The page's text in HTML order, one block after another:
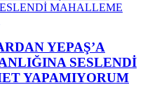
YEPAŞ’A
SESLENDİ
YAPAMIYORUM